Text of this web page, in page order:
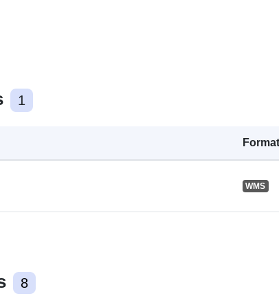
1
WMS
8